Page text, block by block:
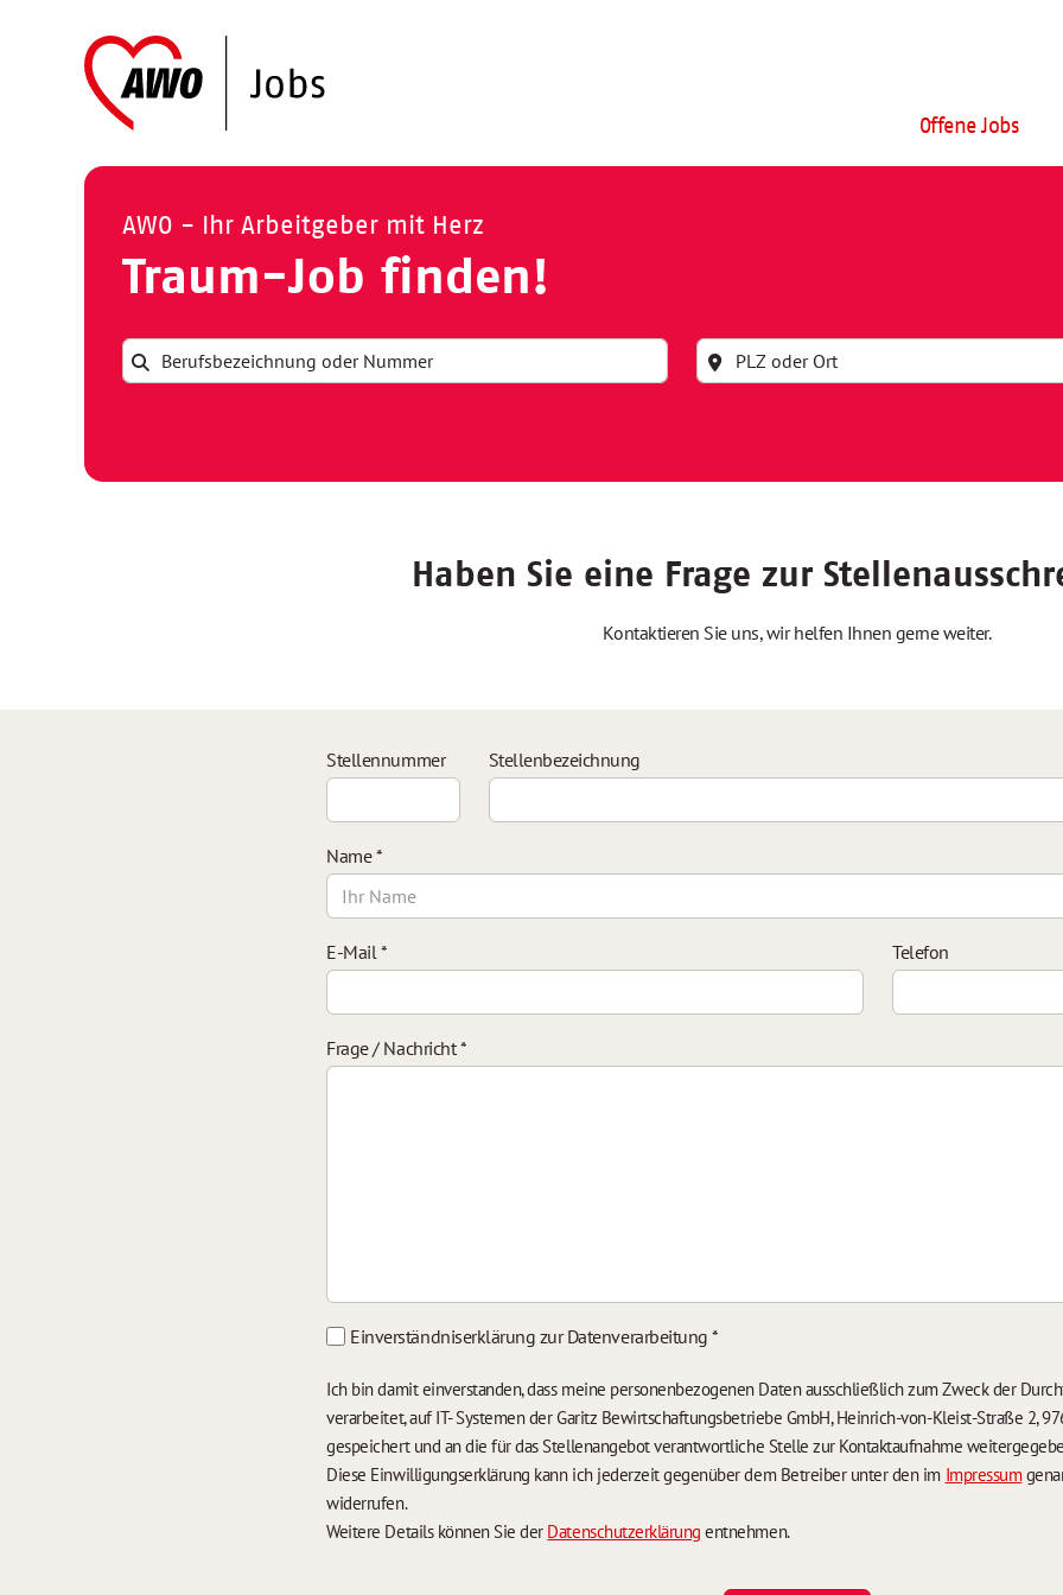
Offene Jobs
AWO - Ihr Arbeitgeber mit Herz
Traum-Job finden!
Haben Sie eine Frage zur
Kontaktieren Sie uns, wir helfen Ihnen gerne weiter.
Stellennummer Stellenbezeichnung
Name*
E-Mail* Telefon
Frage / Nachricht*
Einverständniserklärung zur Datenverarbeitung*
Ich bin damit einverstanden, dass meine personenbezogenen Daten ausschließlich zum Zweck der
verarbeitet, auf IT- Systemen der Garitz Bewirtschaftungsbetriebe GmbH, Heinrich-von-Kleist-Straße 2,
gespeichert und an die für das Stellenangebot verantwortliche Stelle zur Kontaktaufnahme
Diese Einwilligungserklärung kann ich jederzeit gegenüber dem Betreiber unter den im Impressum
widerrufen.
Weitere Details können Sie der Datenschutzerklärung entnehmen.